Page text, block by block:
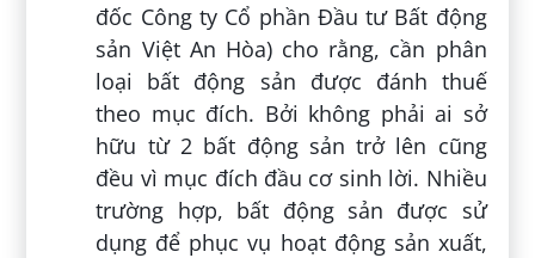
đốc Công ty Cổ phần Đầu tư Bất động
sản Việt An Hòa) cho rằng, cần phân
loại bất động sản được đánh thuế
theo mục đích. Bởi không phải ai sở
hữu từ 2 bất động sản trở lên cũng
đều vì mục đích đầu cơ sinh lời. Nhiều
trường hợp, bất động sản được sử
dụng để phục vụ hoạt động sản xuất,